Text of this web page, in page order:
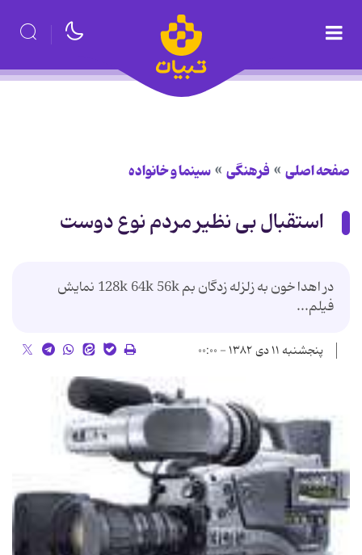
صفحه اصلی فرهنگی سینما و خانواده
استقبال بی نظیر مردم نوع دوست
در اهدا خون به زلزله زدگان بم 128k 64k 56k نمایش
فیلم...
پنجشنبه ۱۱ دی ۱۳۸۲ - ۰۰:۰۰